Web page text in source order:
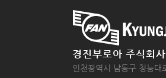
경진부로아 주식회사
인천광역시 남동구 청능대